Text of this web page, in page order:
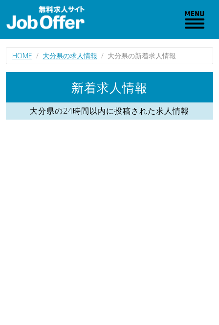
HOME 大分県の求人情報 大分県の新着求人情報
新着求人情報
大分県の24時間以内に投稿された求人情報